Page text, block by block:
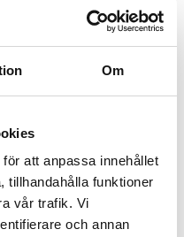
Om
att anpassa innehållet
tillhandahålla funktioner
vår trafik. Vi
och annan
oss for mer informasjon.